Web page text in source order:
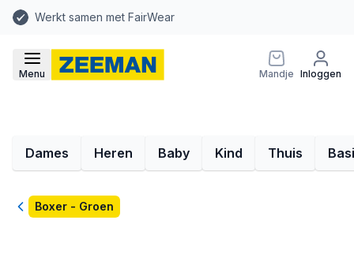
Werkt samen met FairWear
Menu Mandje Inloggen
Dames Heren Baby Kind Thuis
TerugBoxer - Groen